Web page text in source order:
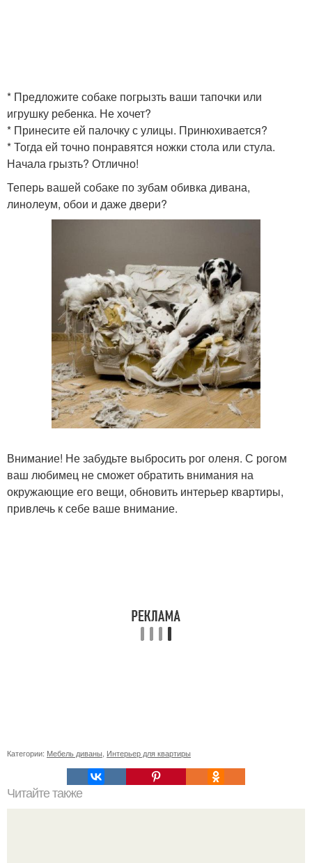
* Предложите собаке погрызть ваши тапочки или
игрушку ребенка. Не хочет?
* Принесите ей палочку с улицы. Принюхивается?
* Тогда ей точно понравятся ножки стола или стула.
Начала грызть? Отлично!
Теперь вашей собаке по зубам обивка дивана,
линолеум, обои и даже двери?
Внимание! Не забудьте выбросить рог оленя. С рогом
ваш любимец не сможет обратить внимания на
окружающие его вещи, обновить интерьер квартиры,
привлечь к себе ваше внимание.
Категории: Мебель диваны Интерьер для квартиры
Читайте также